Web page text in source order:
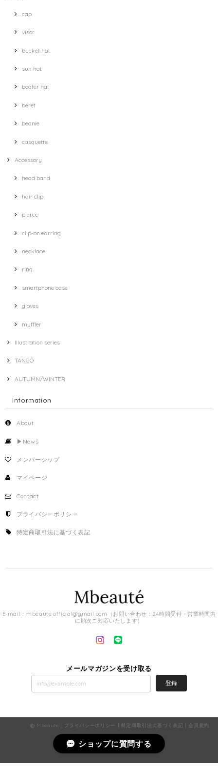
cap
visor
bucket hat
sun hat
boater hat
beret
beanie
casquette
Accessory
head band
hair clip
pierce
clip-on earring
necklace
ring
smartphone case
gloves
muffler
Illustration series
TANGO
AUTUMN/WINTER
Information
About
▶︎News
メンバーシップ
マイページ
Contact
プライバシーポリシー
特定商取引法に基づく表記
E-mail： mbeaute.official@gmail.com
（お問い合わせ：24時間受付・営業時間内
に順次ご対応いたします）
メールマガジンを受け取る
登録
Mbeaute | プライバシーポリシー | 特定商取引法に基づく表記 |会員規約
ショップに質問する